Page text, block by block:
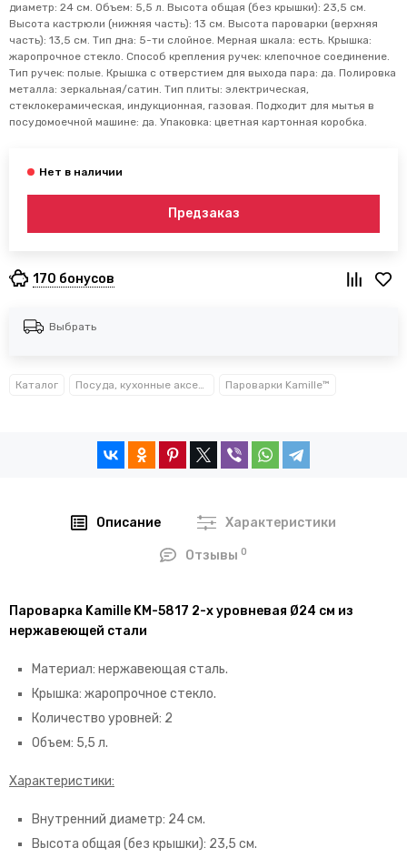
диаметр: 24 см. Объем: 5,5 л. Высота общая (без крышки): 23,5 см.
Высота кастрюли (нижняя часть): 13 см. Высота пароварки (верхняя
часть): 13,5 см. Тип дна: 5-ти слойное. Мерная шкала: есть. Крышка:
жаропрочное стекло. Способ крепления ручек: клепочное соединение.
Тип ручек: полые. Крышка с отверстием для выхода пара: да. Полировка
металла: зеркальная/сатин. Тип плиты: электрическая,
стеклокерамическая, индукционная, газовая. Подходит для мытья в
посудомоечной машине: да. Упаковка: цветная картонная коробка.
Предзаказ
170 бонусов
Выбрать
Каталог Посуда, кухонные аксессуары и принадлежности TM Kamille TM Ofenbach Пароварки Kamille™
Описание Характеристики
Отзывы0
Пароварка Kamille KM-5817 2-х уровневая Ø24 см из
нержавеющей стали
Материал: нержавеющая сталь.
Крышка: жаропрочное стекло.
Количество уровней: 2
Объем: 5,5 л.
Характеристики:
Внутренний диаметр: 24 см.
Высота общая (без крышки): 23,5 см.